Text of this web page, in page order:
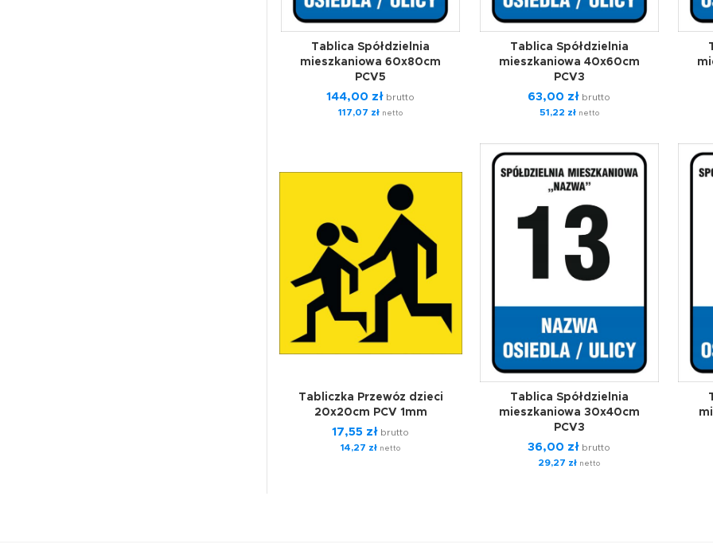
Tablica Spółdzielnia
mieszkaniowa 60x80cm
PCV5
144,00 zł brutto
117,07 zł netto
Tablica Spółdzielnia
mieszkaniowa 40x60cm
PCV3
63,00 zł brutto
51,22 złnetto
Tabliczka Przewóz dzieci
20x20cm PCV 1mm
17,55 zł brutto
14,27 zł netto
Tablica Spółdzielnia
mieszkaniowa 30x40cm
PCV3
36,00 zł brutto
29,27 zł netto